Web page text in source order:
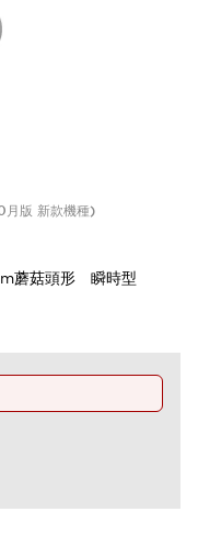
月版 新款機種)
蘑菇頭形 瞬時型